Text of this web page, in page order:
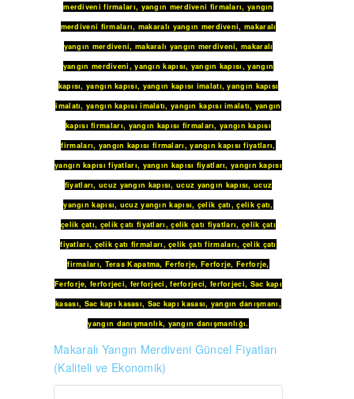
merdiveni firmaları, yangın merdiveni firmaları, yangın
merdiveni firmaları, makaralı yangın merdiveni,makaralı
yangın merdiveni, makaralı yangın merdiveni,makaralı
yangın merdiveni,yangın kapısı, yangın kapısı,yangın
kapısı,yangın kapısı, yangın kapısı imalatı,yangın kapısı
imalatı,yangın kapısı imalatı, yangın kapısı imalatı, yangın
kapısı firmaları, yangın kapısı firmaları,yangın kapısı
firmaları, yangın kapısı firmaları,yangın kapısı fiyatları,
yangın kapısı fiyatları, yangın kapısı fiyatları,yangın kapısı
fiyatları,ucuz yangın kapısı,ucuz yangın kapısı,ucuz
yangın kapısı, ucuz yangın kapısı, çelik çatı,çelik çatı,
çelik çatı, çelik çatı fiyatları,çelik çatı fiyatları, çelik çatı
fiyatları, çelik çatı firmaları,çelik çatı firmaları, çelik çatı
firmaları, Teras Kapatma,Ferforje,Ferforje,Ferforje,
Ferforje,ferforjeci, ferforjeci,ferforjeci, ferforjeci, Sac kapı
kasası, Sac kapı kasası, Sac kapı kasası, yangın danışmanı,
yangın danışmanlık, yangın danışmanlığı.
Makaralı Yangın Merdiveni Güncel Fiyatları
(Kaliteli ve Ekonomik)